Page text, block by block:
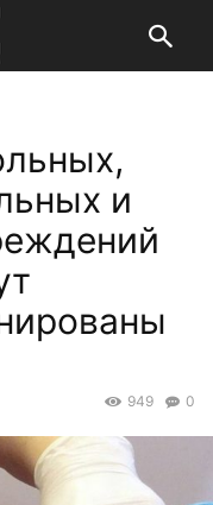
и
0
949